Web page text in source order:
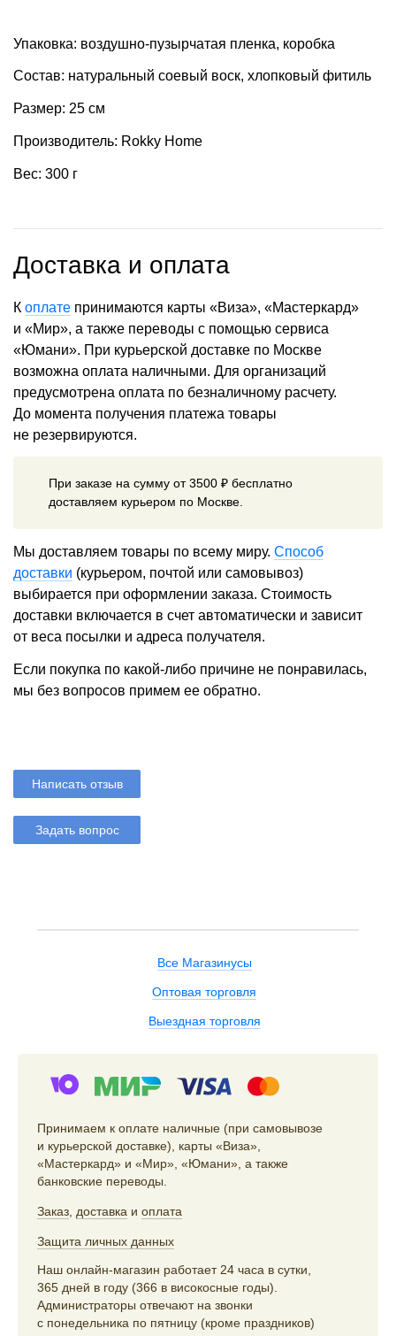
Упаковка: воздушно-пузырчатая пленка, коробка
Состав: натуральный соевый воск, хлопковый фитиль
Размер: 25 см
Производитель: Rokky Home
Вес: 300 г
Доставка и оплата
К оплате принимаются карты «Виза», «Мастеркард»
и «Мир», а также переводы с помощью сервиса
«Юмани». При курьерской доставке по Москве
возможна оплата наличными. Для организаций
предусмотрена оплата по безналичному расчету.
До момента получения платежа товары
не резервируются.
При заказе на сумму от 3500 ₽ бесплатно
доставляем курьером по Москве.
Мы доставляем товары по всему миру. Способ
доставки (курьером, почтой или самовывоз)
выбирается при оформлении заказа. Стоимость
доставки включается в счет автоматически и зависит
от веса посылки и адреса получателя.
Если покупка по какой-либо причине не понравилась,
мы без вопросов примем ее обратно.
Написать отзыв
Задать вопрос
Все Магазинусы
Оптовая торговля
Выездная торговля
Принимаем к оплате наличные (при самовывозе
и курьерской доставке), карты «Виза»,
«Мастеркард» и «Мир», «Юмани», а также
банковские переводы.
Заказ доставка и оплата
Защита личных данных
Наш онлайн-магазин работает 24 часа в сутки,
365 дней в году (366 в високосные годы).
Администраторы отвечают на звонки
с понедельника по пятницу (кроме праздников)